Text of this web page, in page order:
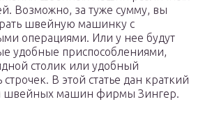
Возможно, за туже сумму, вы
швейную машинку с
операциями. Или у нее будут
удобные приспособлениями,
столик или удобный
В этой статье дан краткий
швейных машин фирмы Зингер.